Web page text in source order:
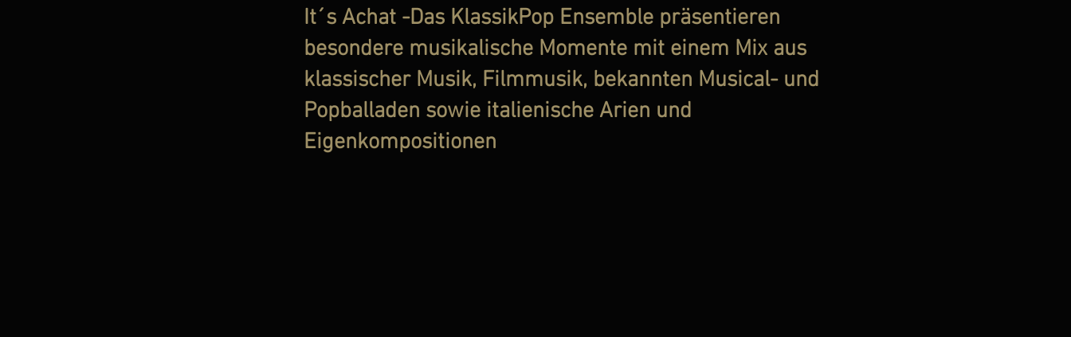
It´s Achat -Das KlassikPop Ensemble präsentieren
besondere musikalische Momente mit einem Mix aus
klassischer Musik, Filmmusik, bekannten Musical- und
Popballaden sowie italienische Arien und
Eigenkompositionen